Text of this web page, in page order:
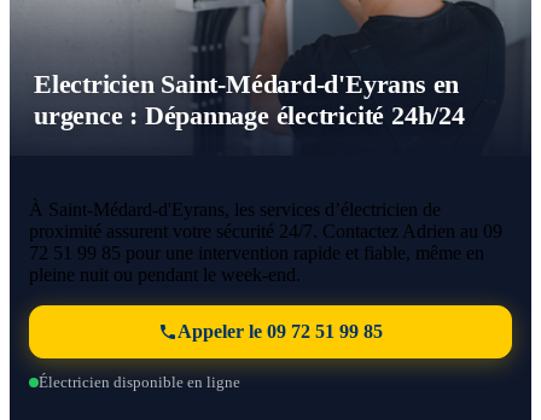
Electricien Saint-Médard-d'Eyrans en
urgence : Dépannage électricité 24h/24
À Saint-Médard-d'Eyrans, les services d’électricien de
proximité assurent votre sécurité 24/7. Contactez Adrien au 09
72 51 99 85 pour une intervention rapide et fiable, même en
pleine nuit ou pendant le week-end.
Appeler le 09 72 51 99 85
Électricien disponible en ligne